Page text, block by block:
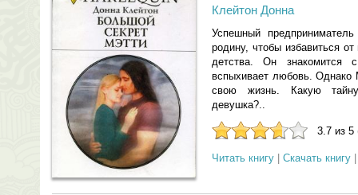
Клейтон Донна
Успешный
родину, чтобы избавиться
детства. Он
вспыхивает любовь. Однако
свою жизнь. Какую
девушка?..
3.7 из 5
Читать книгу Скачать книгу